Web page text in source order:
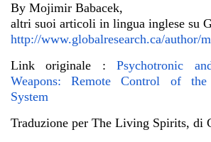
By Mojimir Babacek,
altri suoi articoli in lingua inglese su
http://www.globalresearch.ca/author/
Link originale :Psychotronic
Weapons: Remote Control of
System
Traduzione per The Living Spirits, di